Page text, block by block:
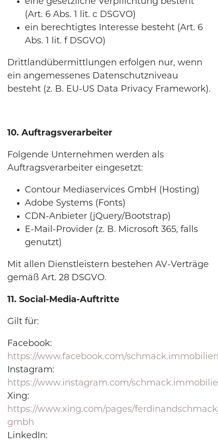
(Art. 6 Abs. 1 lit. c DSGVO)
ein berechtigtes Interesse besteht (Art. 6
Abs. 1 lit. f DSGVO)
Drittlandübermittlungen erfolgen nur, wenn
ein angemessenes Datenschutzniveau
besteht (z. B. EU-US Data Privacy Framework).
10. Auftragsverarbeiter
Folgende Unternehmen werden als
Auftragsverarbeiter eingesetzt:
Contour Mediaservices GmbH (Hosting)
Adobe Systems (Fonts)
CDN-Anbieter (jQuery/Bootstrap)
E-Mail-Provider (z. B. Microsoft 365, falls
genutzt)
Mit allen Dienstleistern bestehen AV-Verträge
gemäß Art. 28 DSGVO.
11. Social-Media-Auftritte
Gilt für:
Facebook:
https://www.facebook.com/
Instagram:
https://www.instagram.com/
Xing:
https://www.xing.com/pages/
gmbh
LinkedIn: